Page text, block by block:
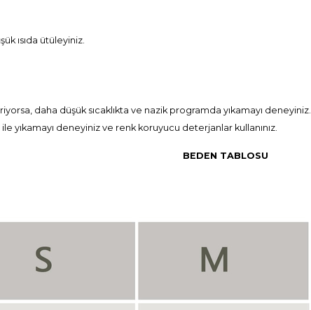
ısıda ütüleyiniz.
daha düşük sıcaklıkta ve nazik programda yıkamayı deneyiniz.
yıkamayı deneyiniz ve renk koruyucu deterjanlar kullanınız.
BEDEN TABLOSU